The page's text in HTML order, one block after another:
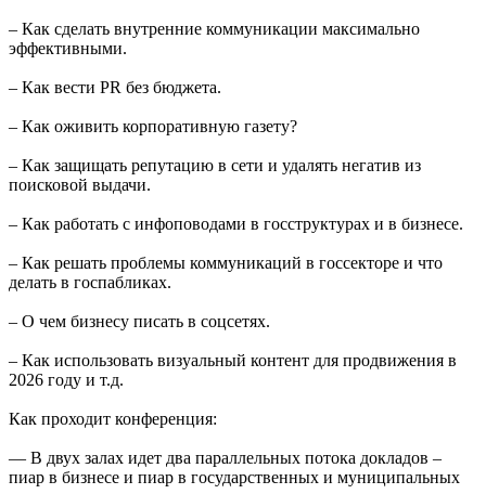
– Как сделать внутренние коммуникации максимально
эффективными.
– Как вести PR без бюджета.
– Как оживить корпоративную газету?
– Как защищать репутацию в сети и удалять негатив из
поисковой выдачи.
– Как работать с инфоповодами в госструктурах и в бизнесе.
– Как решать проблемы коммуникаций в госсекторе и что
делать в госпабликах.
– О чем бизнесу писать в соцсетях.
– Как использовать визуальный контент для продвижения в
2026 году и т.д.
Как проходит конференция:
— В двух залах идет два параллельных потока докладов –
пиар в бизнесе и пиар в государственных и муниципальных